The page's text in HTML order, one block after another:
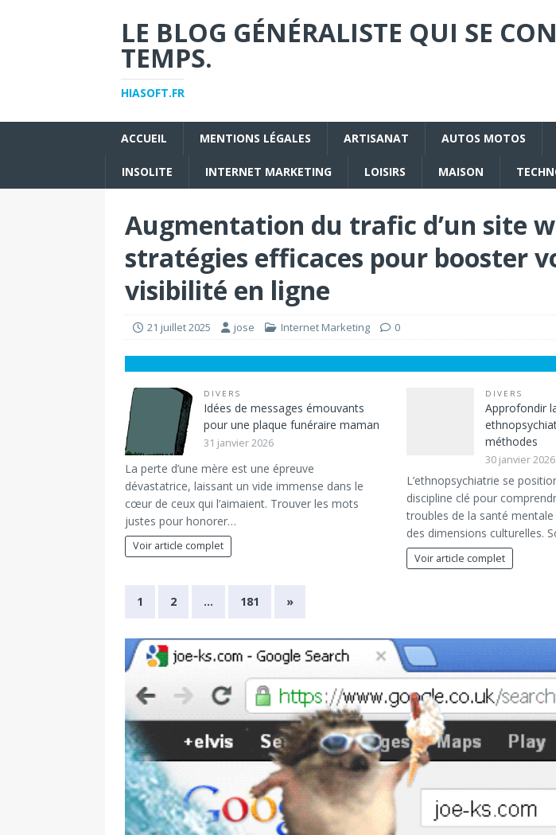
LE BLOG GÉNÉRALISTE QUI SE
TEMPS.
HIASOFT.FR
ACCUEIL MENTIONS LÉGALES ARTISANAT AUTOS MOTOS
INSOLITE INTERNET MARKETING LOISIRS MAISON
Augmentation du trafic d’un site
stratégies efficaces pour booster
visibilité en ligne
21 juillet 2025 jose Internet Marketing 0
DIVERS
Idées de messages émouvants
pour une plaque funéraire maman
31 janvier 2026
La perte d’une mère est une épreuve
dévastatrice, laissant un vide immense dans le
cœur de ceux qui l’aimaient. Trouver les mots
justes pour honorer…
Voir article complet
DIVERS
Approfondir
méthodes
30 janvier 2026
L’ethnopsychiatrie se
discipline clé pour
troubles de la santé
des dimensions culturelles.
Voir article complet
1 2 … 181 »